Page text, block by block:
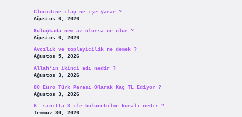
Clonidine ilaç ne işe yarar ?
Ağustos 6, 2026
Kuluçkada nem az olursa ne olur ?
Ağustos 6, 2026
Avcılık ve toplayicilik ne demek ?
Ağustos 5, 2026
Allah’ın ikinci adı nedir ?
Ağustos 3, 2026
80 Euro Türk Parası Olarak Kaç TL Ediyor ?
Ağustos 3, 2026
6. sınıfta 3 ile bölünebilme kuralı nedir ?
Temmuz 30, 2026